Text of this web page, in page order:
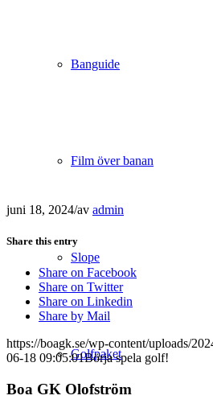
Banguide
Film över banan
Slope
Golfpaket
juni 18, 2024/av admin
Share this entry
Share on Facebook
Share on Twitter
Share on Linkedin
Share by Mail
https://boagk.se/wp-content/uploads/
06-18 09:05:01Börja spela golf!
Boa GK Olofström